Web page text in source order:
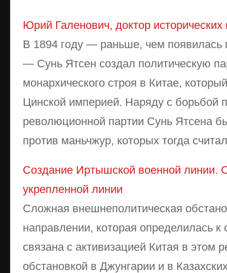
Юрий Галенович, доктор исторических
В 1894 году — раньше, чем появилась
— Сунь Ятсен создал политическую
монархического строя в Китае,
Цинской империей. Наряду с борьбой
революционной партии Сунь Ятсена
против маньчжур, которых тогда
Создание Иртышской военной линии.
укрепленной линии
Сложная внешнеполитическая
направлении, которая определилась
связана с активизацией Китая в этом
обстановкой в Джунгарии и в